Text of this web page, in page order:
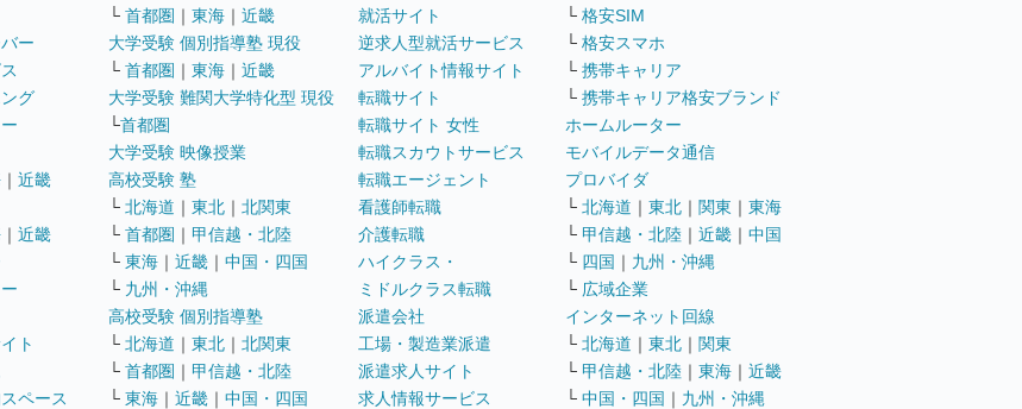
ー
グ
｜ 近畿
｜ 近畿
ト
ペース
└ 首都圏 ｜ 東海 ｜ 近畿
大学受験 個別指導塾 現役
└ 首都圏 ｜ 東海 ｜ 近畿
大学受験 難関大学特化型 現役
└首都圏
大学受験 映像授業
高校受験 塾
└ 北海道 ｜ 東北 ｜ 北関東
└ 首都圏 ｜ 甲信越・北陸
└ 東海 ｜ 近畿 ｜ 中国・四国
└ 九州・沖縄
高校受験 個別指導塾
└ 北海道 ｜ 東北 ｜ 北関東
└ 首都圏 ｜ 甲信越・北陸
└ 東海 ｜ 近畿 ｜ 中国・四国
就活サイト
逆求人型就活サービス
アルバイト情報サイト
転職サイト
転職サイト 女性
転職スカウトサービス
転職エージェント
看護師転職
介護転職
ハイクラス・
ミドルクラス転職
派遣会社
工場・製造業派遣
派遣求人サイト
求人情報サービス
└ 格安SIM
└ 格安スマホ
└ 携帯キャリア
└ 携帯キャリア格安ブランド
ホームルーター
モバイルデータ通信
プロバイダ
└ 北海道 ｜ 東北 ｜ 関東 ｜ 東海
└ 甲信越・北陸 ｜ 近畿 ｜ 中国
└ 四国 ｜ 九州・沖縄
└ 広域企業
インターネット回線
└ 北海道 ｜ 東北 ｜ 関東
└ 甲信越・北陸 ｜ 東海 ｜ 近畿
└ 中国・四国 ｜ 九州・沖縄